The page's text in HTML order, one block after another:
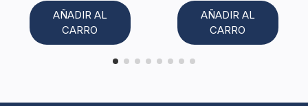
AÑADIR AL
CARRO
AÑADIR AL
CARRO